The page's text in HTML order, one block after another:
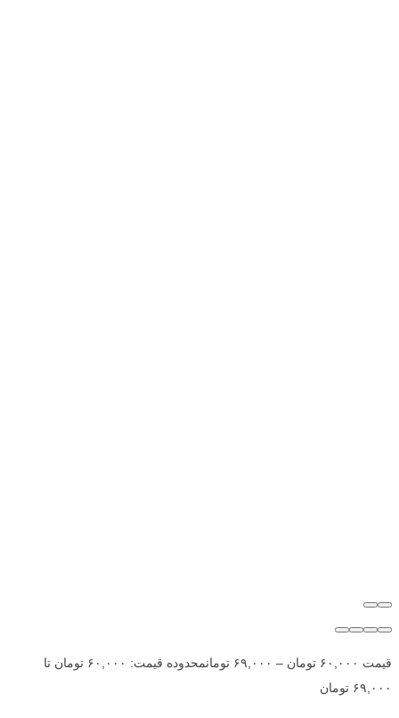
قیمت ۶۰,۰۰۰ تومان – ۶۹,۰۰۰ تومان
محدوده قیمت: ۶۰,۰۰۰ تومان تا
۶۹,۰۰۰ تومان